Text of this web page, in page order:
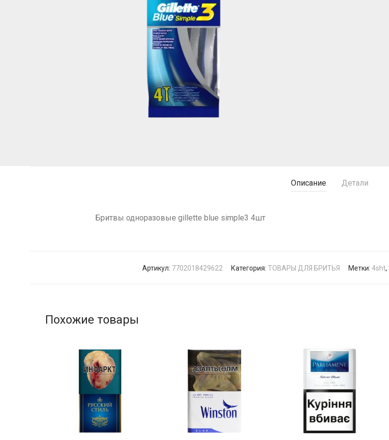
Описание Детали
Бритвы одноразовые gillette blue simple3 4шт
Артикул: 7702018429622 Категория: ТОВАРЫ ДЛЯ БРИТЬЯ Метки: 4sht,
Похожие товары